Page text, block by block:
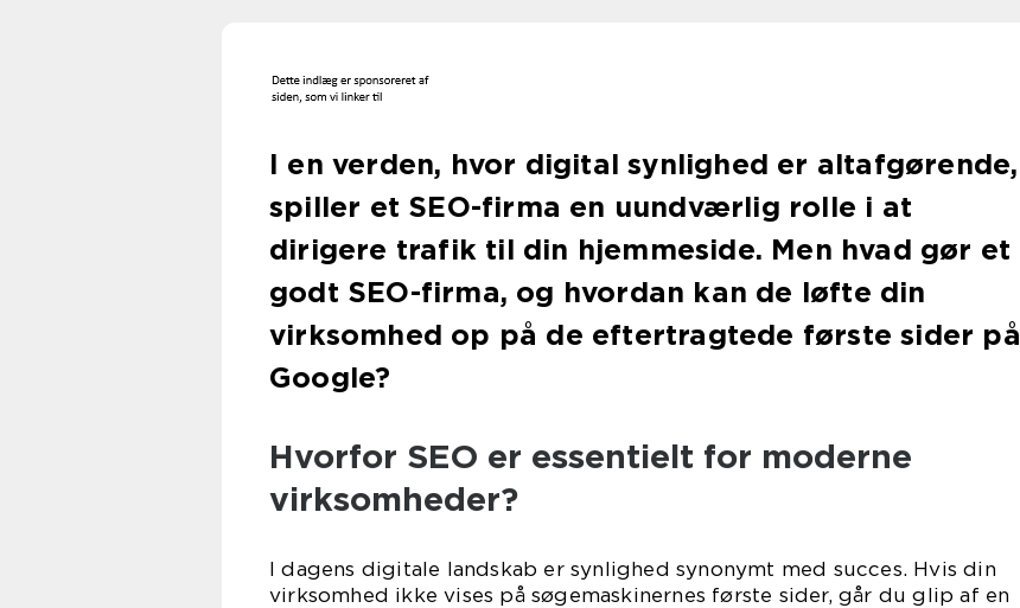
I en verden, hvor digital synlighed er altafgørende,
spiller et SEO-firma en uundværlig rolle i at
dirigere trafik til din hjemmeside. Men hvad gør et
godt SEO-firma, og hvordan kan de løfte din
virksomhed op på de eftertragtede første sider på
Google?
Hvorfor SEO er essentielt for moderne
virksomheder?
I dagens digitale landskab er synlighed synonymt med succes. Hvis din
virksomhed ikke vises på søgemaskinernes første sider, går du glip af en